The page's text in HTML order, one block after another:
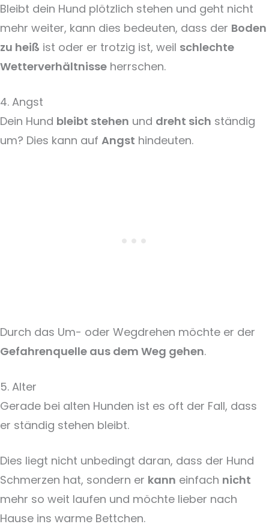
Bleibt dein Hund plötzlich stehen und geht nicht
mehr weiter, kann dies bedeuten, dass der Boden
zu heiß ist oder er trotzig ist, weil schlechte
Wetterverhältnisse herrschen.
4. Angst
Dein Hund bleibt stehen und dreht sich ständig
um? Dies kann auf Angst hindeuten.
Durch das Um- oder Wegdrehen möchte er der
Gefahrenquelle aus dem Weg gehen.
5. Alter
Gerade bei alten Hunden ist es oft der Fall, dass
er ständig stehen bleibt.
Dies liegt nicht unbedingt daran, dass der Hund
Schmerzen hat, sondern er kann einfach nicht
mehr so weit laufen und möchte lieber nach
Hause ins warme Bettchen.